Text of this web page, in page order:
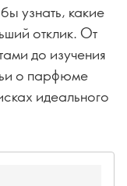
отклик. От
до изучения
о парфюме
идеального